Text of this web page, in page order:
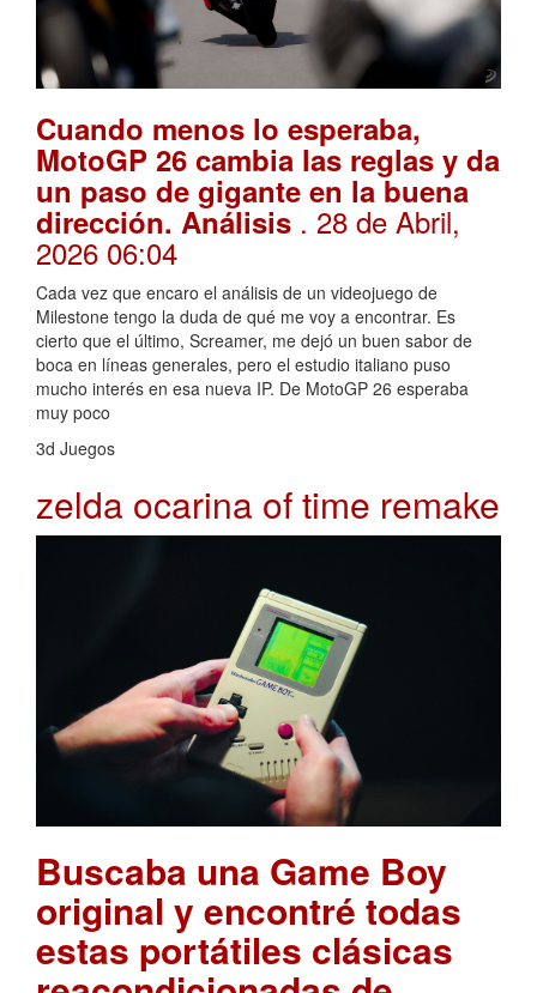
Cuando menos lo esperaba,
MotoGP 26 cambia las reglas y da
un paso de gigante en la buena
dirección. Análisis . 28 de Abril,
2026 06:04
Cada vez que encaro el análisis de un videojuego de
Milestone tengo la duda de qué me voy a encontrar. Es
cierto que el último, Screamer, me dejó un buen sabor de
boca en líneas generales, pero el estudio italiano puso
mucho interés en esa nueva IP. De MotoGP 26 esperaba
muy poco
3d Juegos
zelda ocarina of time remake
Buscaba una Game Boy
original y encontré todas
estas portátiles clásicas